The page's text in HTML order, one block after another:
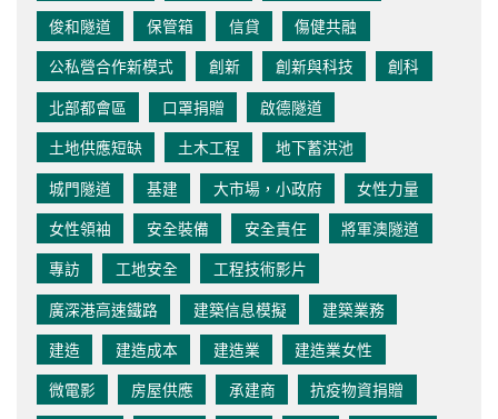
俊和隧道
保管箱 信貸
傷健共融
公私營合作新模式
創新 創新與科技
創科
北部都會區
口罩捐贈
啟德隧道
土地供應短缺
土木工程
地下蓄洪池
城門隧道
基建 大市場，小政府
女性力量
女性領袖
安全裝備 安全責任
將軍澳隧道
專訪
工地安全
工程技術影片
廣深港高速鐵路
建築信息模擬
建築業務
建造
建造成本 建造業
建造業女性
微電影
房屋供應 承建商
抗疫物資捐贈